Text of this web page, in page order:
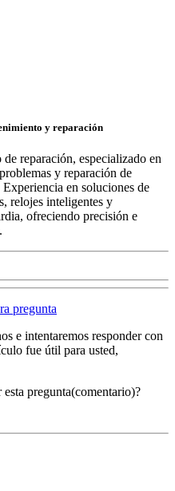
y reparación
reparación, especializado en
y reparación de
en soluciones de
relojes inteligentes y
ofreciendo precisión e
pregunta
e intentaremos responder con
fue útil para usted,
esta pregunta(comentario)?